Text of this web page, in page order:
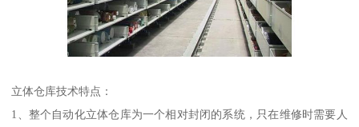
立体仓库技术特点：
1、整个自动化立体仓库为一个相对封闭的系统，只在维修时需要人